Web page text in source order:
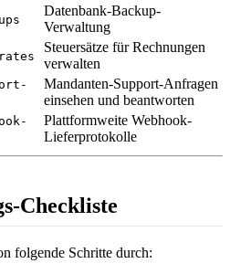
Datenbank-Backup-
Verwaltung
Steuersätze für Rechnungen
verwalten
Mandanten-Support-Anfragen
einsehen und beantworten
Plattformweite Webhook-
Lieferprotokolle
Checkliste
folgende Schritte durch: